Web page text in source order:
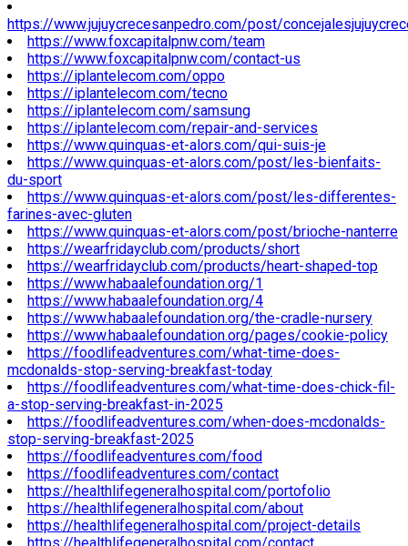
https://www.jujuycrecesanpedro.com/post/
https://www.foxcapitalpnw.com/team
https://www.foxcapitalpnw.com/contact-us
https://iplantelecom.com/oppo
https://iplantelecom.com/tecno
https://iplantelecom.com/samsung
https://iplantelecom.com/repair-and-services
https://www.quinquas-et-alors.com/qui-suis-je
https://www.quinquas-et-alors.com/post/les-bienfaits-
du-sport
https://www.quinquas-et-alors.com/post/les-differentes-
farines-avec-gluten
https://www.quinquas-et-alors.com/post/brioche-nanterre
https://wearfridayclub.com/products/short
https://wearfridayclub.com/products/heart-shaped-top
https://www.habaalefoundation.org/1
https://www.habaalefoundation.org/4
https://www.habaalefoundation.org/the-cradle-nursery
https://www.habaalefoundation.org/pages/cookie-policy
https://foodlifeadventures.com/what-time-does-
mcdonalds-stop-serving-breakfast-today
https://foodlifeadventures.com/what-time-does-chick-fil-
a-stop-serving-breakfast-in-2025
https://foodlifeadventures.com/when-does-mcdonalds-
stop-serving-breakfast-2025
https://foodlifeadventures.com/food
https://foodlifeadventures.com/contact
https://healthlifegeneralhospital.com/portofolio
https://healthlifegeneralhospital.com/about
https://healthlifegeneralhospital.com/project-details